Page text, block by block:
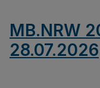
MB.NRW
28.07.2026